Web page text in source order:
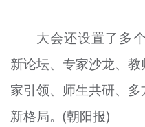
大会还设置了多
新论坛、专家沙龙、
家引领、师生共研、
新格局。(朝阳报)